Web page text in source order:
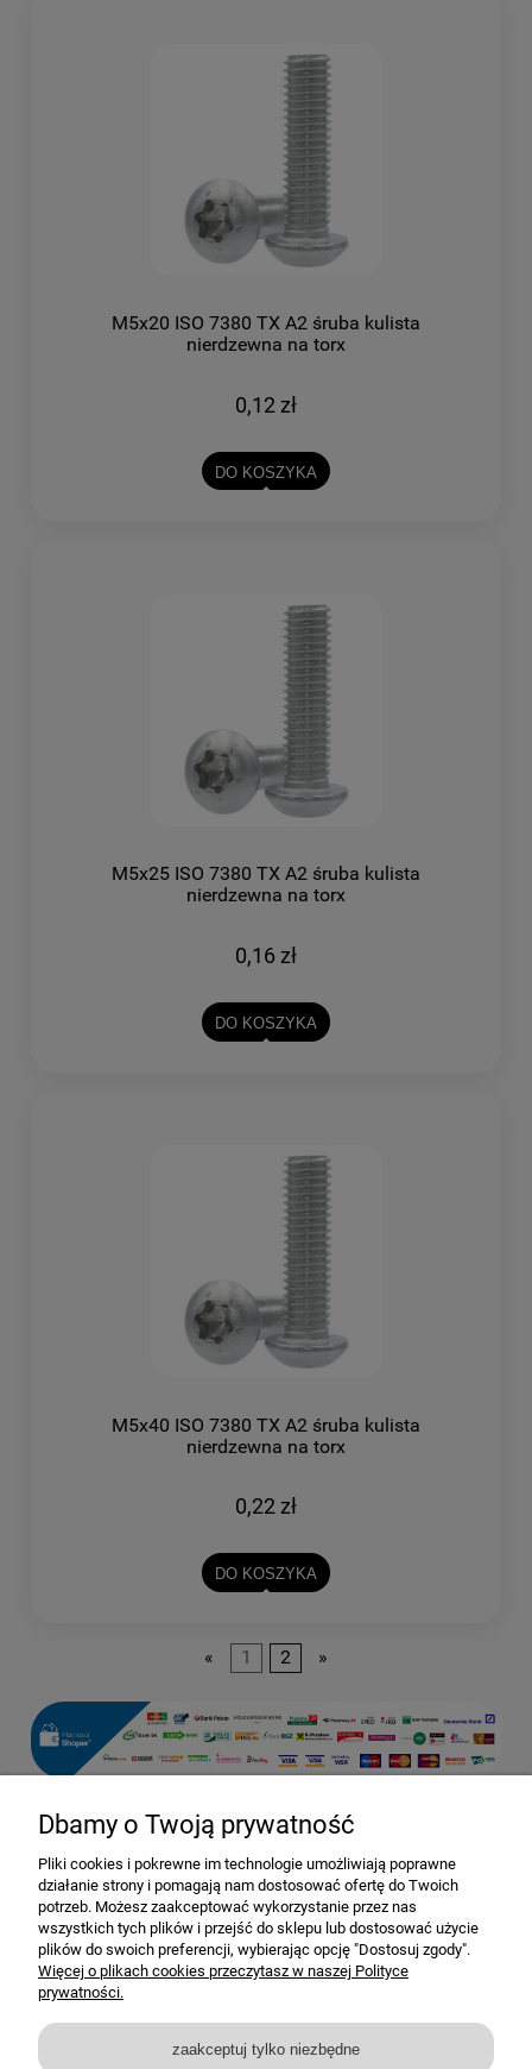
M5x20 ISO 7380 TX A2 śruba kulista
nierdzewna na torx
0,12 zł
DO KOSZYKA
M5x25 ISO 7380 TX A2 śruba kulista
nierdzewna na torx
0,16 zł
DO KOSZYKA
M5x40 ISO 7380 TX A2 śruba kulista
nierdzewna na torx
0,22 zł
DO KOSZYKA
« 1 2 »
Dostawa i dostawa
Moje konto
Gwarancja i zwroty
Dbamy o Twoją prywatność
Pliki cookies i pokrewne im technologie umożliwiają poprawne
działanie strony i pomagają nam dostosować ofertę do Twoich
potrzeb. Możesz zaakceptować wykorzystanie przez nas
wszystkich tych plików i przejść do sklepu lub dostosować użycie
plików do swoich preferencji, wybierając opcję "Dostosuj zgody".
Więcej o plikach cookies przeczytasz w naszej Polityce
prywatności.
zaakceptuj tylko niezbędne